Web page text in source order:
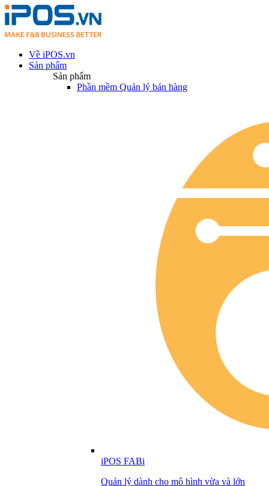
Về iPOS.vn
Sản phẩm
Sản phẩm
Phần mềm Quản lý bán hàng
iPOS FABi
Quản lý dành cho mô hình vừa và lớn